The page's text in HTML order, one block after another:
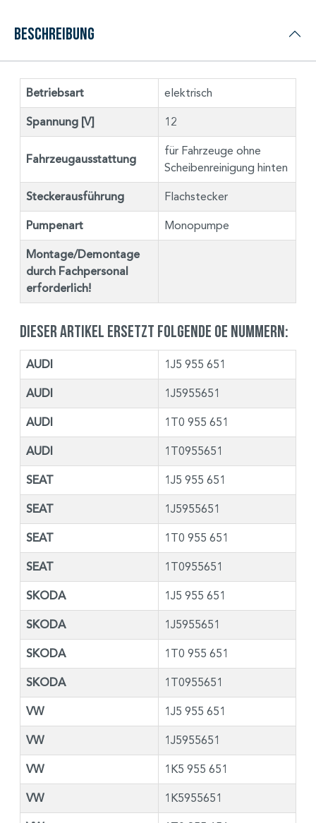
Beschreibung
Betriebsart elektrisch
Spannung [V] 12
Fahrzeugausstattung
für Fahrzeuge ohne
Scheibenreinigung hinten
Steckerausführung Flachstecker
Pumpenart Monopumpe
Montage/Demontage
durch Fachpersonal
erforderlich!
Dieser Artikel ersetzt folgende OE Nummern:
AUDI 1J5 955 651
AUDI 1J5955651
AUDI 1T0 955 651
AUDI 1T0955651
SEAT 1J5 955 651
SEAT 1J5955651
SEAT 1T0 955 651
SEAT 1T0955651
SKODA 1J5 955 651
SKODA 1J5955651
SKODA 1T0 955 651
SKODA 1T0955651
VW 1J5 955 651
VW 1J5955651
VW 1K5 955 651
VW 1K5955651